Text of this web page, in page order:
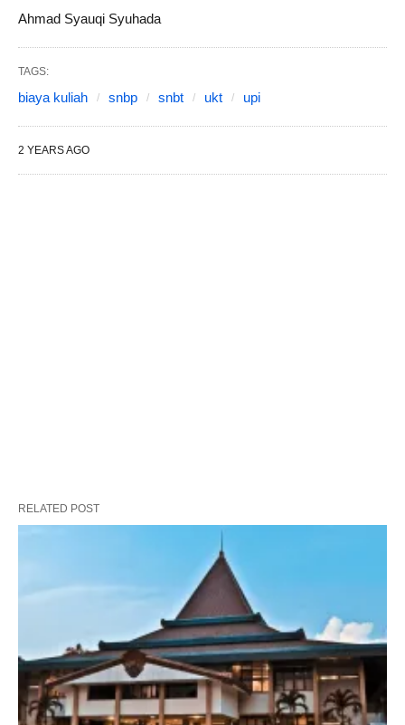
Ahmad Syauqi Syuhada
TAGS:
biaya kuliah snbp snbt ukt upi
2 YEARS AGO
RELATED POST